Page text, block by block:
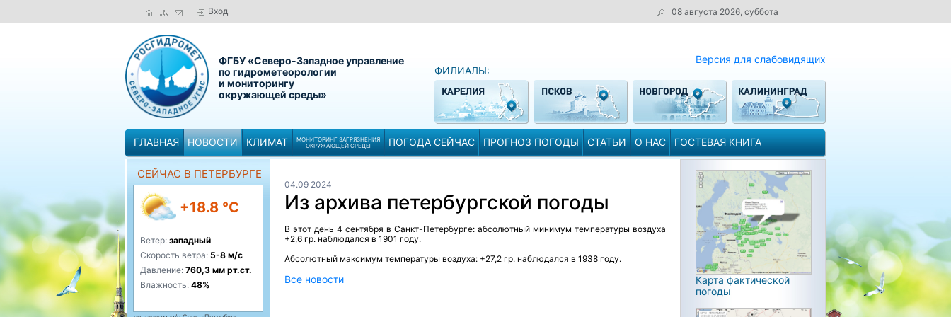
Вход 08 августа 2026, суббота
ФГБУ «Северо-Западное управление
по гидрометеорологии
и мониторингу
окружающей среды»
Версия для слабовидящих
ФИЛИАЛЫ:
ГЛАВНАЯ НОВОСТИ КЛИМАТ
МОНИТОРИНГ ЗАГРЯЗНЕНИЯ
ОКРУЖАЮЩЕЙ СРЕДЫ
ПОГОДА СЕЙЧАС ПРОГНОЗ ПОГОДЫ СТАТЬИ О НАС ГОСТЕВАЯ КНИГА
СЕЙЧАС В ПЕТЕРБУРГЕ
+18.8 °C
Ветер: западный
Скорость ветра: 5-8 м/с
Давление: 760,3 мм рт.ст.
Влажность: 48%
04.09 2024
Из архива петербургской погоды
В этот день 4 сентября в Санкт-Петербурге: абсолютный минимум температуры воздуха
+2,6 гр. наблюдался в 1901 году.
Абсолютный максимум температуры воздуха: +27,2 гр. наблюдался в 1938 году.
Все новости
Карта фактической
погоды